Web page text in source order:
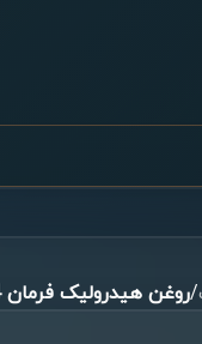
/روغن هیدرولیک فرمان 4 لیتری 68 سوباتان